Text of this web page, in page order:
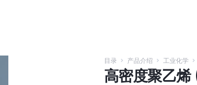
目录 产品介绍 工业化学
高密度聚乙烯